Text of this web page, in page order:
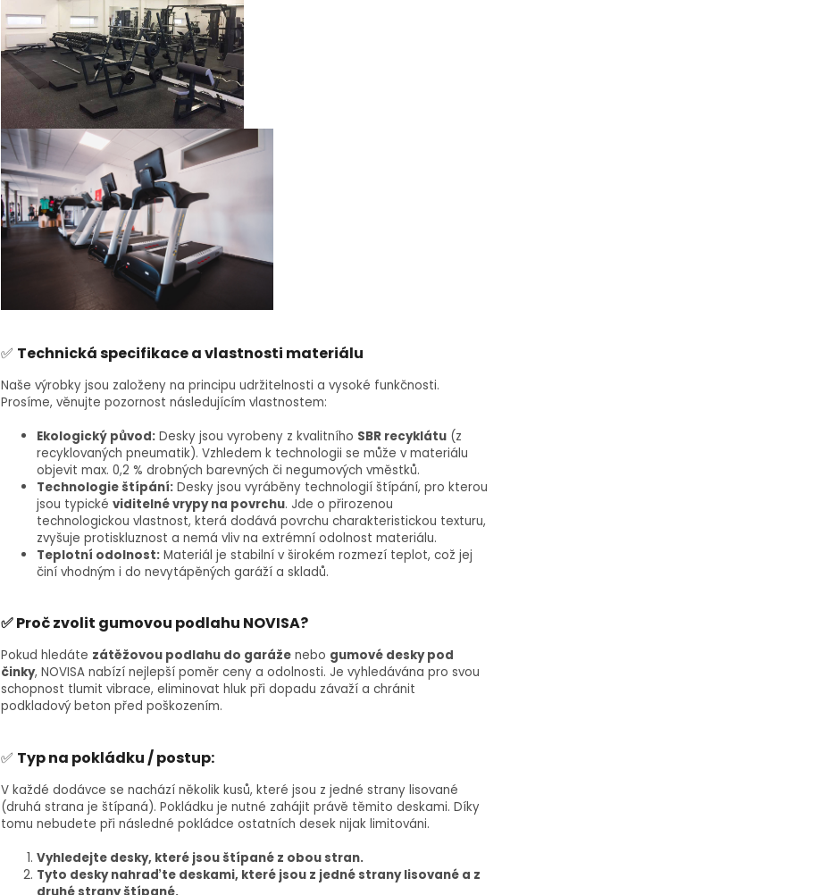
✅ Technická specifikace a vlastnosti materiálu
Naše výrobky jsou založeny na principu udržitelnosti a vysoké funkčnosti.
Prosíme, věnujte pozornost následujícím vlastnostem:
Ekologický původ: Desky jsou vyrobeny z kvalitního SBR recyklátu (z
recyklovaných pneumatik). Vzhledem k technologii se může v materiálu
objevit max. 0,2 % drobných barevných či negumových vměstků.
Technologie štípání: Desky jsou vyráběny technologií štípání, pro kterou
jsou typické viditelné vrypy na povrchu. Jde o přirozenou
technologickou vlastnost, která dodává povrchu charakteristickou texturu,
zvyšuje protiskluznost a nemá vliv na extrémní odolnost materiálu.
Teplotní odolnost: Materiál je stabilní v širokém rozmezí teplot, což jej
činí vhodným i do nevytápěných garáží a skladů.
✅ Proč zvolit gumovou podlahu NOVISA?
Pokud hledáte zátěžovou podlahu do garáže nebo gumové desky pod
činky, NOVISA nabízí nejlepší poměr ceny a odolnosti. Je vyhledávána pro svou
schopnost tlumit vibrace, eliminovat hluk při dopadu závaží a chránit
podkladový beton před poškozením.
✅ Typ na pokládku / postup:
V každé dodávce se nachází několik kusů, které jsou z jedné strany lisované
(druhá strana je štípaná). Pokládku je nutné zahájit právě těmito deskami. Díky
tomu nebudete při následné pokládce ostatních desek nijak limitováni.
Vyhledejte desky, které jsou štípané z obou stran.
Tyto desky nahraďte deskami, které jsou z jedné strany lisované a z